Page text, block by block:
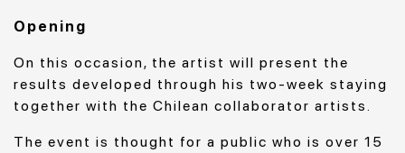
Opening
On this occasion, the artist will present the
results developed through his two-week staying
together with the Chilean collaborator artists.
The event is thought for a public who is over 15